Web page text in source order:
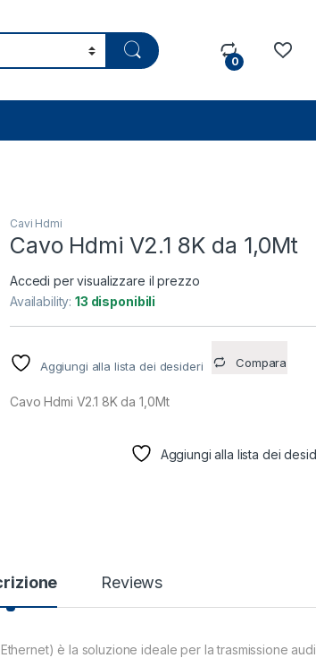
0
Cavi Hdmi
Cavo Hdmi V2.1 8K da 1,0Mt
Accedi per visualizzare il prezzo
Availability:13 disponibili
Aggiungi alla lista dei desideri Compara
Cavo Hdmi V2.1 8K da 1,0Mt
Aggiungi alla lista dei
Reviews
è la soluzione ideale per la trasmissione